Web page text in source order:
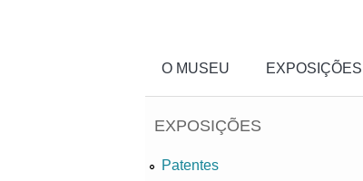
O MUSEU EXPOSIÇÕES
EXPOSIÇÕES
Patentes